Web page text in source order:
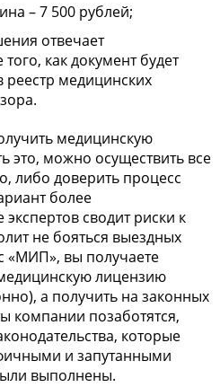
– 7 500 рублей;
отвечает
как документ будет
реестр медицинских
.
медицинскую
это, можно осуществить все
либо доверить процесс
более
сводит риски к
не бояться выездных
«МИП», вы получаете
лицензию
а получить на законных
компании позаботятся,
которые
и запутанными
выполнены.